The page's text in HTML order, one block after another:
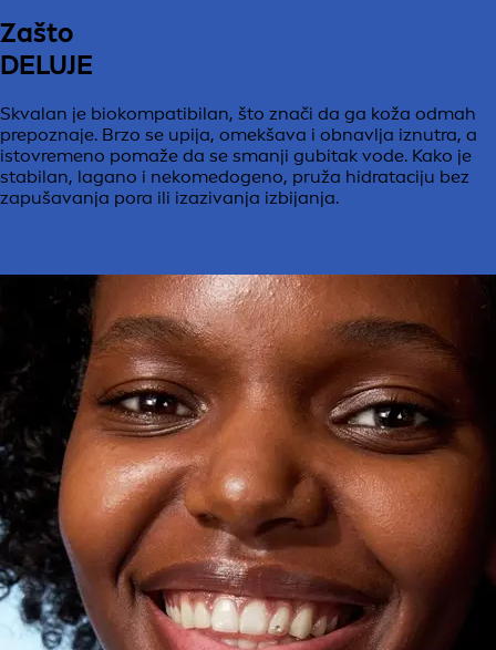
Zašto
DELUJE
Skvalan je biokompatibilan, što znači da ga koža odmah
prepoznaje. Brzo se upija, omekšava i obnavlja iznutra, a
istovremeno pomaže da se smanji gubitak vode. Kako je
stabilan, lagano i nekomedogeno, pruža hidrataciju bez
zapušavanja pora ili izazivanja izbijanja.